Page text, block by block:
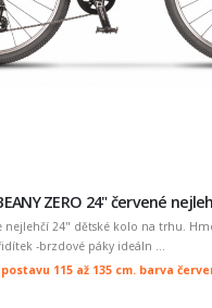
ZERO 24" červené
nejlehčí 24" dětské kolo na trhu.
-brzdové páky ideáln ...
115 až 135 cm. barva